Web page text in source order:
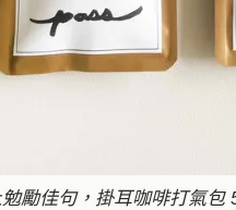
勵佳句，掛耳咖啡打氣包